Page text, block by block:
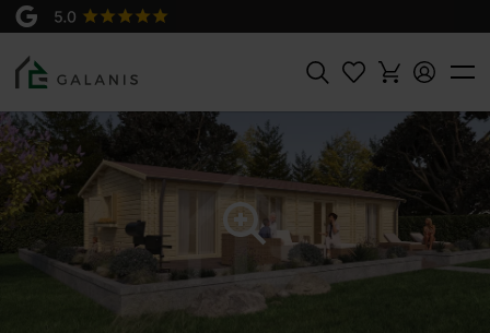
Rechercher
Maison en bois Helia (44 + 44 mm, ISO
35500 €